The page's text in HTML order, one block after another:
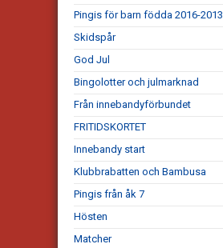
Pingis för barn födda 2016-2013
Skidspår
God Jul
Bingolotter och julmarknad
Från innebandyförbundet
FRITIDSKORTET
Innebandy start
Klubbrabatten och Bambusa
Pingis från åk 7
Hösten
Matcher